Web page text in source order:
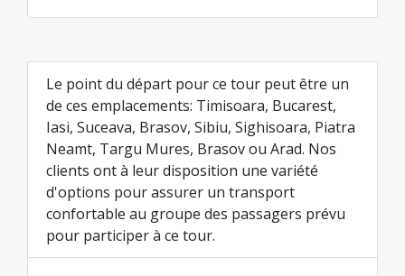
Le point du départ pour ce tour peut être un
de ces emplacements: Timisoara, Bucarest,
Iasi, Suceava, Brasov, Sibiu, Sighisoara, Piatra
Neamt, Targu Mures, Brasov ou Arad. Nos
clients ont à leur disposition une variété
d'options pour assurer un transport
confortable au groupe des passagers prévu
pour participer à ce tour.